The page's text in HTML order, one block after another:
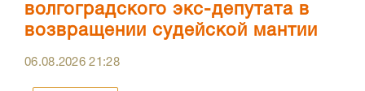
волгоградского экс-депутата в
возвращении судейской мантии
06.08.202621:28